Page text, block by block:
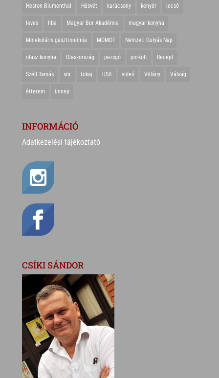
Heston Blumenthal Húsvét karácsony kenyér lecsó
leves liba Magyar Bor Akadémia magyar konyha
Molekuláris gasztronómia MOMOT Nemzeti Gulyás Nap
olasz konyha Olaszország pezsgő pörkölt Recept
Széll Tamás sör tokaj USA videó Villány Válság
étterem ünnep
INFORMÁCIÓ
Adatkezelési tájékoztató
CSÍKI SÁNDOR